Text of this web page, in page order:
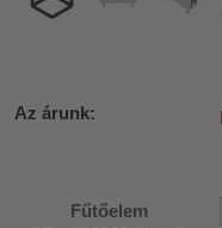
Az árunk:
Fűtőelem